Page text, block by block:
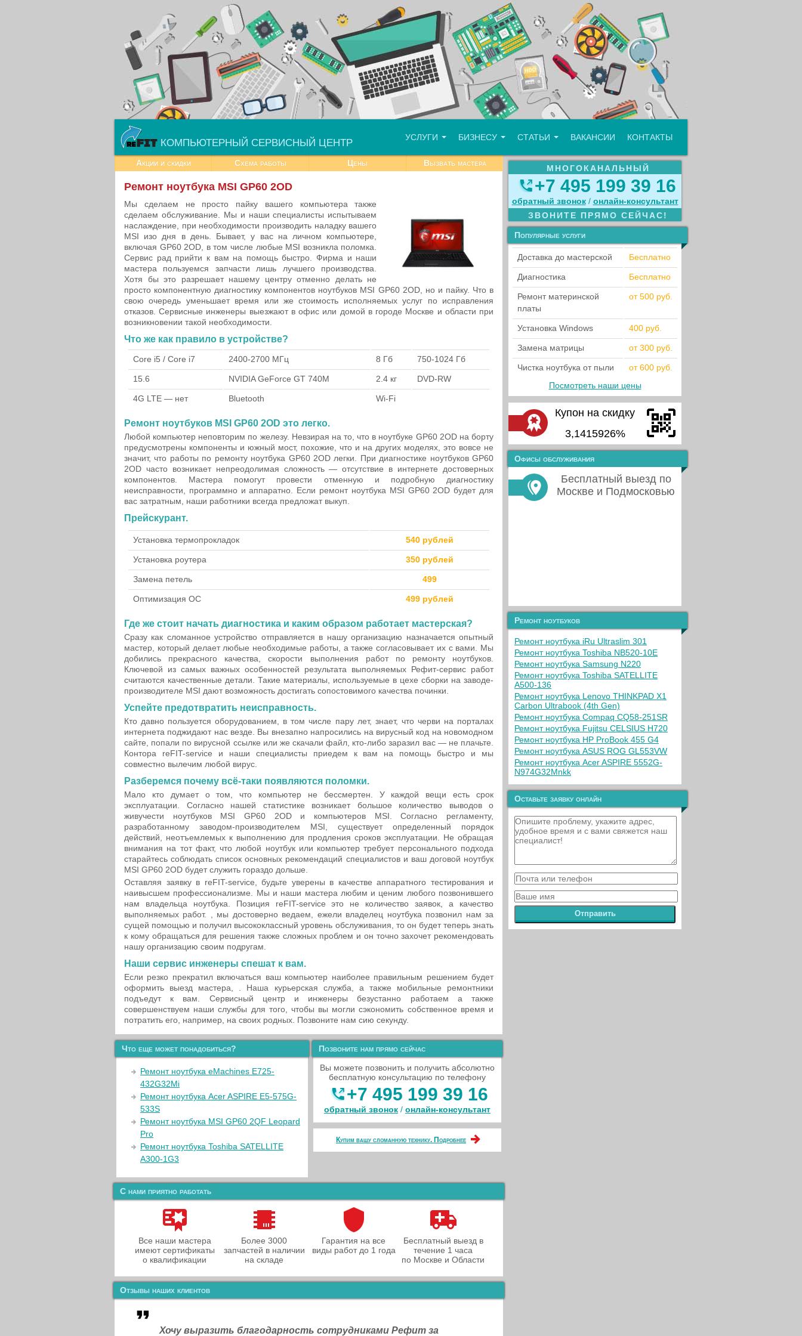
КОМПЬЮТЕРНЫЙ СЕРВИСНЫЙ ЦЕНТР УСЛУГИ БИЗНЕСУ СТАТЬИ ВАКАНСИИ КОНТАКТЫ
Акции и скидки Схема работы Цены Вызвать мастера
Ремонт ноутбука MSI GP60 2OD
Мы сделаем не просто пайку вашего компьютера также
сделаем обслуживание. Мы и наши специалисты испытываем
наслаждение, при необходимости производить наладку вашего
MSI изо дня в день. Бывает, у вас на личном компьютере,
включая GP60 2OD, в том числе любые MSI возникла поломка.
Сервис рад прийти к вам на помощь быстро. Фирма и наши
мастера пользуемся запчасти лишь лучшего производства.
Хотя бы это разрешает нашему центру отменно делать не
просто компонентную диагностику компонентов ноутбуков MSI GP60 2OD, но и пайку. Что в
свою очередь уменьшает время или же стоимость исполняемых услуг по исправления
отказов. Сервисные инженеры выезжают в офис или домой в городе Москве и области при
возникновении такой необходимости.
Что же как правило в устройстве?
Core i5 / Core i7 2400-2700 МГц 8 Гб 750-1024 Гб
15.6 NVIDIA GeForce GT 740M 2.4 кг DVD-RW
4G LTE — нет Bluetooth Wi-Fi
Ремонт ноутбуков MSI GP60 2OD это легко.
Любой компьютер неповторим по железу. Невзирая на то, что в ноутбуке GP60 2OD на борту
предусмотрены компоненты и южный мост, похожие, что и на других моделях, это вовсе не
значит, что работы по ремонту ноутбука GP60 2OD легки. При диагностике ноутбуков GP60
2OD часто возникает непреодолимая сложность — отсутствие в интернете достоверных
компонентов. Мастера помогут провести отменную и подробную диагностику
неисправности, программно и аппаратно. Если ремонт ноутбука MSI GP60 2OD будет для
вас затратным, наши работники всегда предложат выкуп.
Прейскурант.
Установка термопрокладок 540 рублей
Установка роутера 350 рублей
Замена петель 499
Оптимизация ОС 499 рублей
Где же стоит начать диагностика и каким образом работает мастерская?
Сразу как сломанное устройство отправляется в нашу организацию назначается опытный
мастер, который делает любые необходимые работы, а также согласовывает их с вами. Мы
добились прекрасного качества, скорости выполнения работ по ремонту ноутбуков.
Ключевой из самых важных особенностей результата выполняемых Рефит-сервис работ
считаются качественные детали. Такие материалы, используемые в цехе сборки на заводе-
производителе MSI дают возможность достигать сопостовимого качества починки.
Успейте предотвратить неисправность.
Кто давно пользуется оборудованием, в том числе пару лет, знает, что черви на порталах
интернета поджидают нас везде. Вы внезапно напросились на вирусный код на новомодном
сайте, попали по вирусной ссылке или же скачали файл, кто-либо заразил вас — не плачьте.
Контора reFIT-service и наши специалисты приедем к вам на помощь быстро и мы
совместно вылечим любой вирус.
Разберемся почему всё-таки появляются поломки.
Мало кто думает о том, что компьютер не бессмертен. У каждой вещи есть срок
эксплуатации. Согласно нашей статистике возникает большое количество выводов о
живучести ноутбуков MSI GP60 2OD и компьютеров MSI. Согласно регламенту,
разработанному заводом-производителем MSI, существует определенный порядок
действий, неотъемлемых к выполнению для продления сроков эксплуатации. Не обращая
внимания на тот факт, что любой ноутбук или компьютер требует персонального подхода
старайтесь соблюдать список основных рекомендаций специалистов и ваш договой ноутбук
MSI GP60 2OD будет служить гораздо дольше.
Оставляя заявку в reFIT-service, будьте уверены в качестве аппаратного тестирования и
наивысшем профессионализме. Мы и наши мастера любим и ценим любого позвонившего
нам владельца ноутбука. Позиция reFIT-service это не количество заявок, а качество
выполняемых работ. , мы достоверно ведаем, ежели владелец ноутбука позвонил нам за
сущей помощью и получил высококлассный уровень обслуживания, то он будет теперь знать
к кому обращаться для решения также сложных проблем и он точно захочет рекомендовать
нашу организацию своим подругам.
Наши сервис инженеры спешат к вам.
Если резко прекратил включаться ваш компьютер наиболее правильным решением будет
оформить выезд мастера, . Наша курьерская служба, а также мобильные ремонтники
подъедут к вам. Сервисный центр и инженеры безустанно работаем а также
совершенствуем наши службы для того, чтобы вы могли сэкономить собственное время и
потратить его, например, на своих родных. Позвоните нам сию секунду.
Что еще может понадобиться?
Ремонт ноутбука eMachines E725-
432G32Mi
Ремонт ноутбука Acer ASPIRE E5-575G-
533S
Ремонт ноутбука MSI GP60 2QF Leopard
Pro
Ремонт ноутбука Toshiba SATELLITE
A300-1G3
Позвоните нам прямо сейчас
Вы можете позвонить и получить абсолютно
бесплатную консультацию по телефону
+7 495 199 39 16
обратный звонок / онлайн‑консультант
Купим вашу сломанную технику. Подробнее
С нами приятно работать
Все наши мастера
имеют сертификаты
о квалификации
Более 3000
запчастей в наличии
на складе
Гарантия на все
виды работ до 1 года
Бесплатный выезд в
течение 1 часа
по Москве и Области
Отзывы наших клиентов
Хочу выразить благодарность сотрудниками Рефит за
МНОГОКАНАЛЬНЫЙ
+7 495 199 39 16
обратный звонок / онлайн‑консультант
ЗВОНИТЕ ПРЯМО СЕЙЧАС!
Популярные услуги
Доставка до мастерской Бесплатно
Диагностика Бесплатно
Ремонт материнской
платы
от 500 руб.
Установка Windows 400 руб.
Замена матрицы от 300 руб.
Чистка ноутбука от пыли
от 600 руб.
Посмотреть наши цены
Купон на скидку
3,1415926%
Офисы обслуживания
Бесплатный выезд по
Москве и Подмосковью
Ремонт ноутбуков
Ремонт ноутбука iRu Ultraslim 301
Ремонт ноутбука Toshiba NB520-10E
Ремонт ноутбука Samsung N220
Ремонт ноутбука Toshiba SATELLITE
A500-136
Ремонт ноутбука Lenovo THINKPAD X1
Carbon Ultrabook (4th Gen)
Ремонт ноутбука Compaq CQ58-251SR
Ремонт ноутбука Fujitsu CELSIUS H720
Ремонт ноутбука HP ProBook 455 G4
Ремонт ноутбука ASUS ROG GL553VW
Ремонт ноутбука Acer ASPIRE 5552G-
N974G32Mnkk
Оставьте заявку онлайн
Отправить